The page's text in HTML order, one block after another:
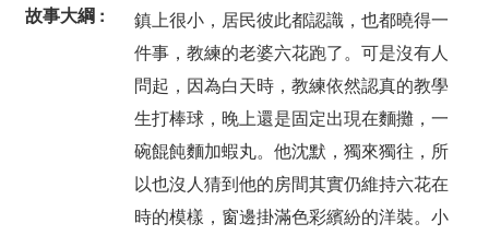
故事大綱 :
鎮上很小，居民彼此都認識，也都曉得一
件事，教練的老婆六花跑了。可是沒有人
問起，因為白天時，教練依然認真的教學
生打棒球，晚上還是固定出現在麵攤，一
碗餛飩麵加蝦丸。他沈默，獨來獨往，所
以也沒人猜到他的房間其實仍維持六花在
時的模樣，窗邊掛滿色彩繽紛的洋裝。小